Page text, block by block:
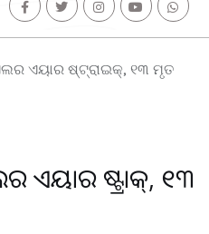
ଏୟାର ଷ୍ଟ୍ରାଇକ୍, ୧୩ ମୃତ
ଏୟାର ଷ୍ଟ୍ରାଇକ୍, ୧୩